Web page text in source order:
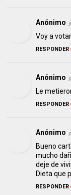
Anónimo
Voy a
RESPONDER
Anónimo
Le
RESPONDER
Anónimo
Bueno
mucho
deje de
Dieta que
RESPONDER